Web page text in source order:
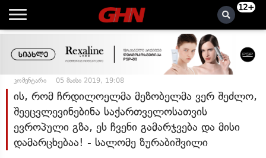
12+
კომენტარი 05 მაისი 2019, 19:08
ის, რომ ჩრდილოელმა მეზობელმა ვერ შეძლო,
შეეცვლევინებინა საქართველოსათვის
ევროპული გზა, ეს ჩვენი გამარჯვება და მისი
დამარცხებაა! - სალომე ზურაბიშვილი